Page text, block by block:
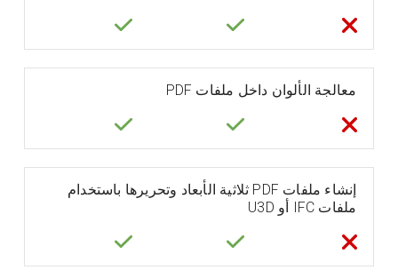
معالجة الألوان داخل ملفات PDF
إنشاء ملفات PDF ثلاثية الأبعاد وتحريرها باستخدام
ملفات IFC أو U3D